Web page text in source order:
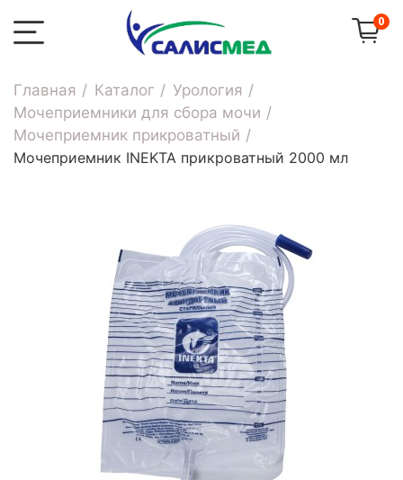
0
Главная Каталог
Урология
Мочеприемники для сбора мочи
Мочеприемник прикроватный
Мочеприемник INEKTA прикроватный 2000 мл